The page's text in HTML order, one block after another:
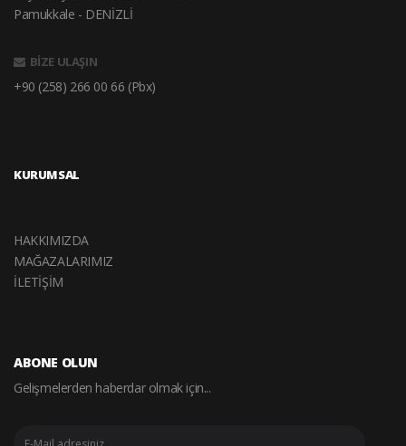
Pamukkale - DENİZLİ
BİZE ULAŞIN
+90 (258) 266 00 66 (Pbx)
KURUMSAL
HAKKIMIZDA
MAĞAZALARIMIZ
İLETİŞİM
ABONE OLUN
Gelişmelerden haberdar olmak için...